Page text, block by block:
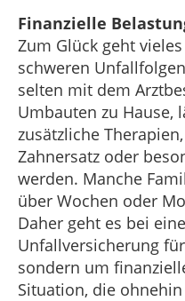
Finanzielle
Zum Glück geht
schweren
selten mit dem
Umbauten zu Hause,
zusätzliche
Zahnersatz oder
werden. Manche
über Wochen oder
Daher geht es bei
Unfallversicherung
sondern um
Situation, die